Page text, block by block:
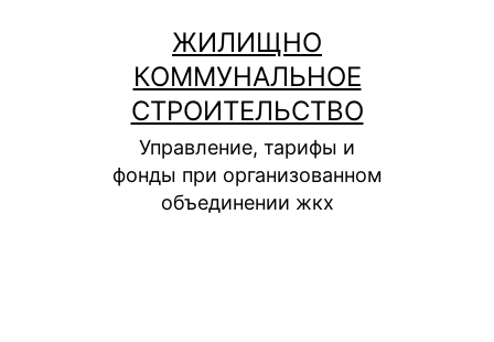
содержимому
ЖИЛИЩНО
КОММУНАЛЬНОЕ
СТРОИТЕЛЬСТВО
Управление, тарифы и
фонды при организованном
объединении жкх